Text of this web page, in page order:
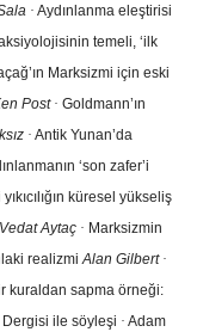
· Aydınlanma eleştirisi
temeli, ‘ilk
Marksizmi için eski
Post · Goldmann’ın
· Antik Yunan’da
‘son zafer’i
küresel yükseliş
Vedat Aytaç · Marksizmin
realizmiAlan Gilbert ·
kuraldan sapma örneği:
Dergisi ile söyleşi · Adam